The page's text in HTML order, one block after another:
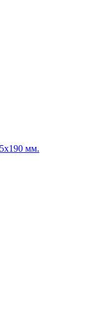
мм.